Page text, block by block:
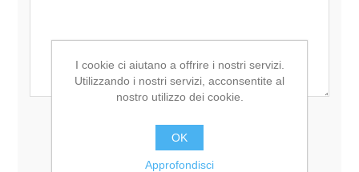
Valutazione:
I cookie ci aiutano a offrire i nostri servizi.
Utilizzando i nostri servizi, acconsentite al
nostro utilizzo dei cookie.
OK
Approfondisci